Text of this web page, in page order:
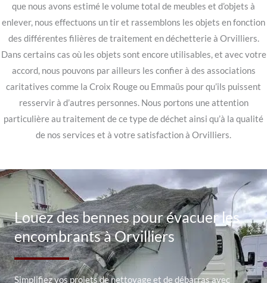
que nous avons estimé le volume total de meubles et d’objets à
enlever, nous effectuons un tir et rassemblons les objets en fonction
des différentes filières de traitement en déchetterie à Orvilliers.
Dans certains cas où les objets sont encore utilisables, et avec votre
accord, nous pouvons par ailleurs les confier à des associations
caritatives comme la Croix Rouge ou Emmaüs pour qu’ils puissent
resservir à d’autres personnes. Nous portons une attention
particulière au traitement de ce type de déchet ainsi qu’à la qualité
de nos services et à votre satisfaction à Orvilliers.
Louez des bennes pour évacuer les
encombrants à Orvilliers
Simplifiez vos projets de nettoyage et de débarras avec